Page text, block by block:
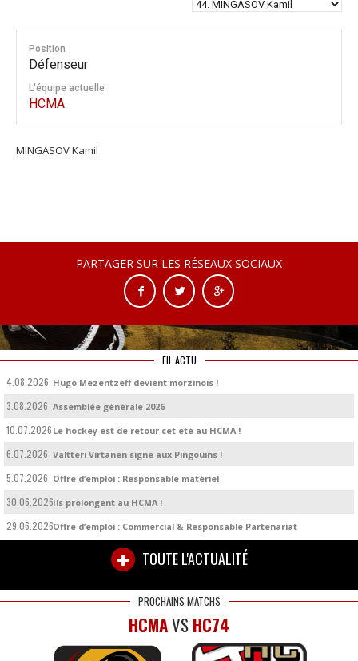
Position
Défenseur
L'équipe actuelle
HCMA
MINGASOV Kamil
PARTAGER SUR LES RÉSEAUX SOCIAUX
FIL ACTU
4.08.2026 Hugo Mezentzeff devient morzinois !
3.08.2026 Assemblée générale 2026
10.07.2026 Le hockey est de retour cet été au HCMA !
6.07.2026 Valtteri Virtanen signe aux Pingouins !
5.07.2026 Offre d’emploi : Responsable matériel
30.06.2026Ils prolongent au HCMA !
29.06.2026Offre d’emploi : Commercial & Responsable Partenariat
TOUTE L'ACTUALITÉ
PROCHAINS MATCHS
HCMAVSHC74